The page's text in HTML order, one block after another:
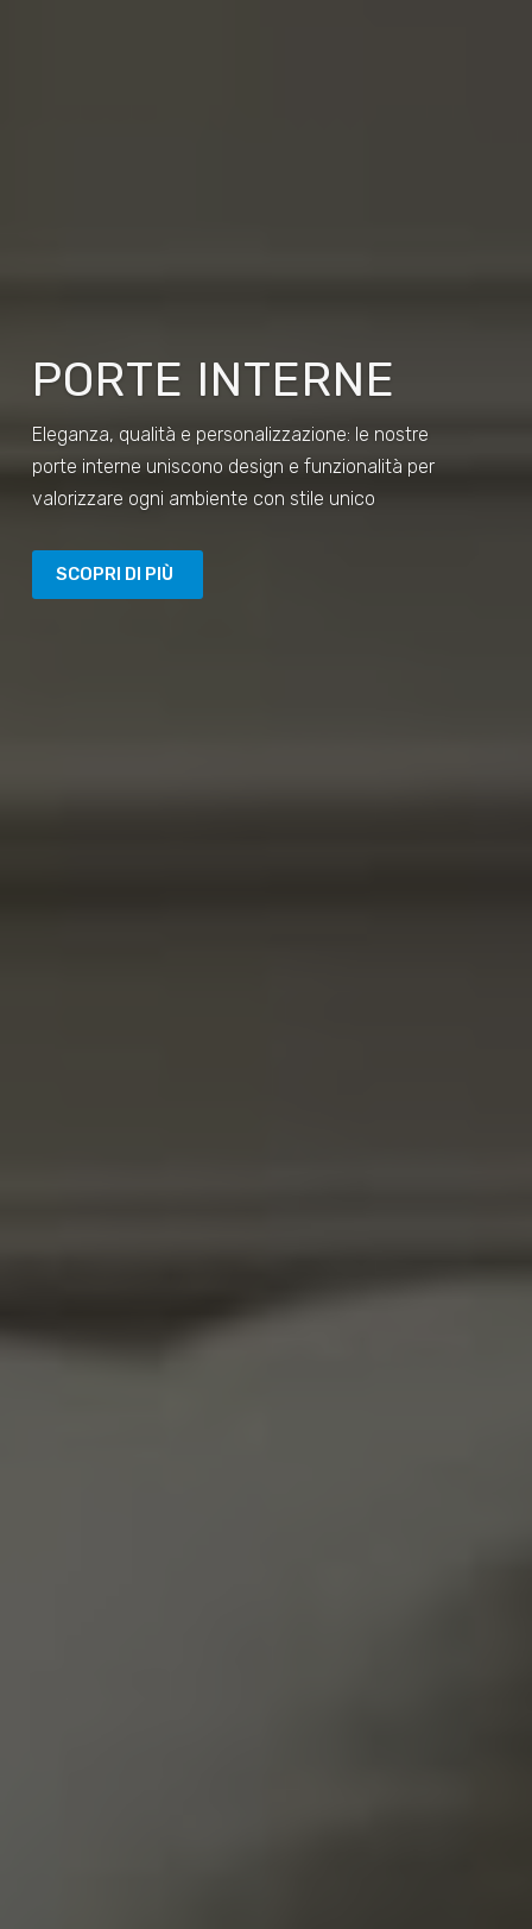
PORTE INTERNE
Eleganza, qualità e personalizzazione: le nostre
porte interne uniscono design e funzionalità per
valorizzare ogni ambiente con stile unico
SCOPRI DI PIÙ